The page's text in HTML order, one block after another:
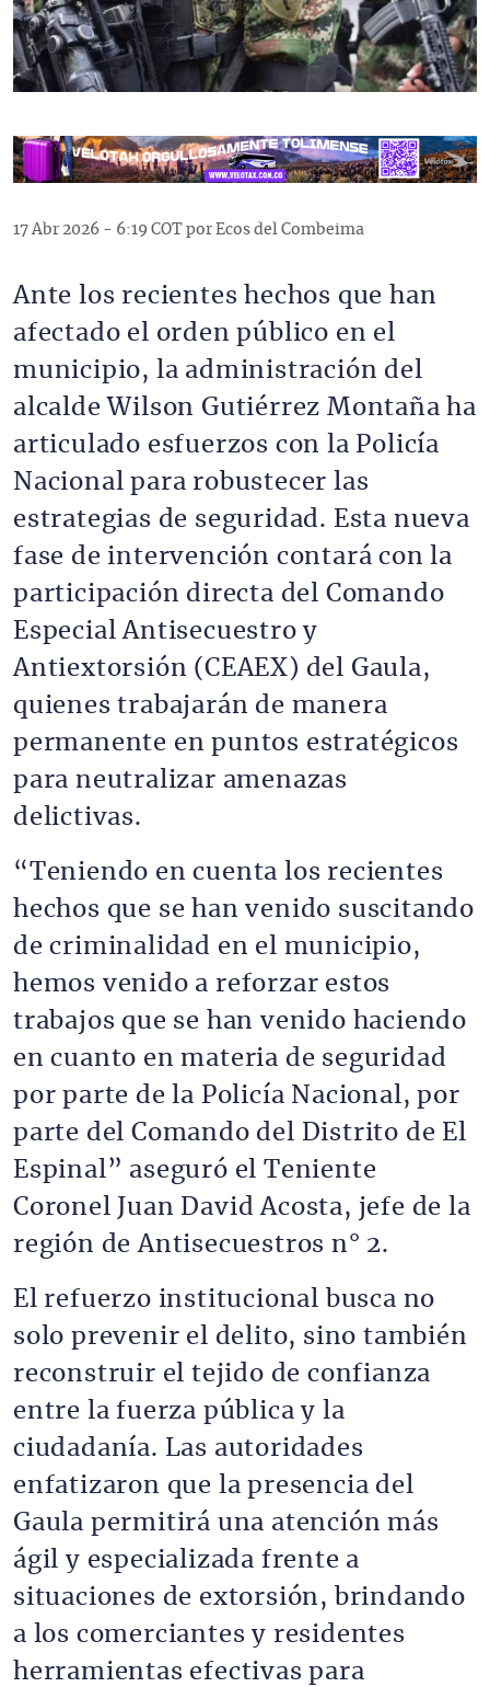
17 Abr 2026 - 6:19 COT por Ecos del Combeima
Ante los recientes hechos que han
afectado el orden público en el
municipio, la administración del
alcalde Wilson Gutiérrez Montaña ha
articulado esfuerzos con la Policía
Nacional para robustecer las
estrategias de seguridad. Esta nueva
fase de intervención contará con la
participación directa del Comando
Especial Antisecuestro y
Antiextorsión (CEAEX) del Gaula,
quienes trabajarán de manera
permanente en puntos estratégicos
para neutralizar amenazas
delictivas.
“Teniendo en cuenta los recientes
hechos que se han venido suscitando
de criminalidad en el municipio,
hemos venido a reforzar estos
trabajos que se han venido haciendo
en cuanto en materia de seguridad
por parte de la Policía Nacional, por
parte del Comando del Distrito de El
Espinal” aseguró el Teniente
Coronel Juan David Acosta, jefe de la
región de Antisecuestros n° 2.
El refuerzo institucional busca no
solo prevenir el delito, sino también
reconstruir el tejido de confianza
entre la fuerza pública y la
ciudadanía. Las autoridades
enfatizaron que la presencia del
Gaula permitirá una atención más
ágil y especializada frente a
situaciones de extorsión, brindando
a los comerciantes y residentes
herramientas efectivas para